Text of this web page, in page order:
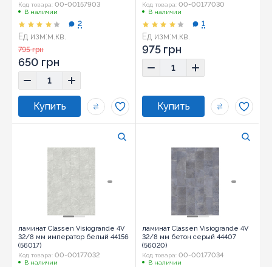
Код товара: 00-00157903
В наличии
Ед изм:м.кв.
2
795 грн
650 грн
Код товара: 00-00177030
В наличии
Ед изм:м.кв.
1
975 грн
ламинат Classen Visiogrande 4V
32/8 мм император белый 44156
(56017)
Код товара: 00-00177032
В наличии
ламинат Classen Visiogrande 4V
32/8 мм бетон серый 44407
(56020)
Код товара: 00-00177034
В наличии